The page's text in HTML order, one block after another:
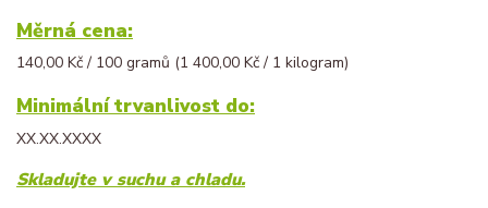
Měrná cena:
140,00 Kč / 100 gramů (1 400,00 Kč / 1 kilogram)
Minimální trvanlivost do:
XX.XX.XXXX
Skladujte v suchu a chladu.